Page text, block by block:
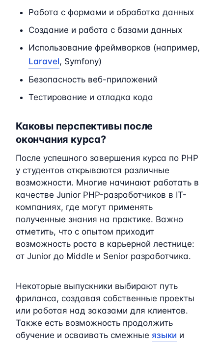
Работа с формами и обработка данных
Создание и работа с базами данных
Использование фреймворков (например,
Laravel, Symfony)
Безопасность веб-приложений
Тестирование и отладка кода
Каковы перспективы после
окончания курса?
После успешного завершения курса по PHP
у студентов открываются различные
возможности. Многие начинают работать в
качестве Junior PHP-разработчиков в IT-
компаниях, где могут применять
полученные знания на практике. Важно
отметить, что с опытом приходит
возможность роста в карьерной лестнице:
от Junior до Middle и Senior разработчика.
Некоторые выпускники выбирают путь
фриланса, создавая собственные проекты
или работая над заказами для клиентов.
Также есть возможность продолжить
обучение и осваивать смежные языки и